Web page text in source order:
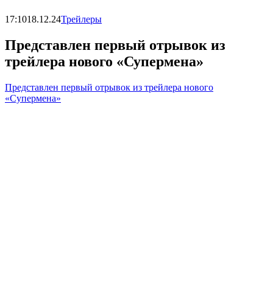
17:1018.12.24Трейлеры
Представлен первый отрывок из
трейлера нового «Супермена»
Представлен первый отрывок из трейлера нового
«Супермена»